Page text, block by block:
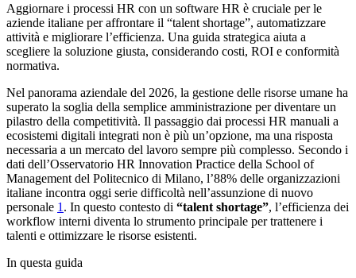
Aggiornare i processi HR con un software HR è cruciale per le
aziende italiane per affrontare il “talent shortage”, automatizzare
attività e migliorare l’efficienza. Una guida strategica aiuta a
scegliere la soluzione giusta, considerando costi, ROI e conformità
normativa.
Nel panorama aziendale del 2026, la gestione delle risorse umane ha
superato la soglia della semplice amministrazione per diventare un
pilastro della competitività. Il passaggio dai processi HR manuali a
ecosistemi digitali integrati non è più un’opzione, ma una risposta
necessaria a un mercato del lavoro sempre più complesso. Secondo i
dati dell’Osservatorio HR Innovation Practice della School of
Management del Politecnico di Milano, l’88% delle organizzazioni
italiane incontra oggi serie difficoltà nell’assunzione di nuovo
personale 1 . In questo contesto di “talent shortage”, l’efficienza dei
workflow interni diventa lo strumento principale per trattenere i
talenti e ottimizzare le risorse esistenti.
In questa guida